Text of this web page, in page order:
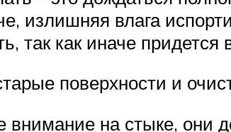
излишняя влага
так как иначе
поверхности и
внимание на стыке,